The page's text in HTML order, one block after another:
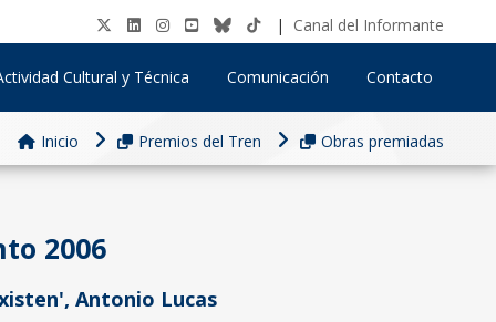
| Canal del Informante
Cultural y Técnica Comunicación Contacto
Inicio Premios del Tren Obras premiadas
2006
Antonio Lucas